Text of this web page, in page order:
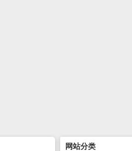
网站分类